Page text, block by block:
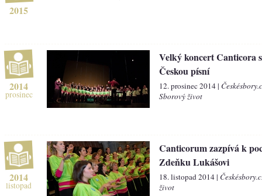
2015
2014
prosinec
Velký koncert Canticora
Českou písní
12. prosinec 2014 |
Sborový život
2014
listopad
Canticorum zazpívá k
Zdeňku Lukášovi
18. listopad 2014 |
život